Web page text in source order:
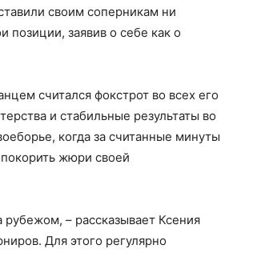
своим соперникам ни
позиции, заявив о себе как о
считался фокстрот во всех его
и стабильные результаты во
когда за считанные минуты
жюри своей
– рассказывает Ксения
Для этого регулярно